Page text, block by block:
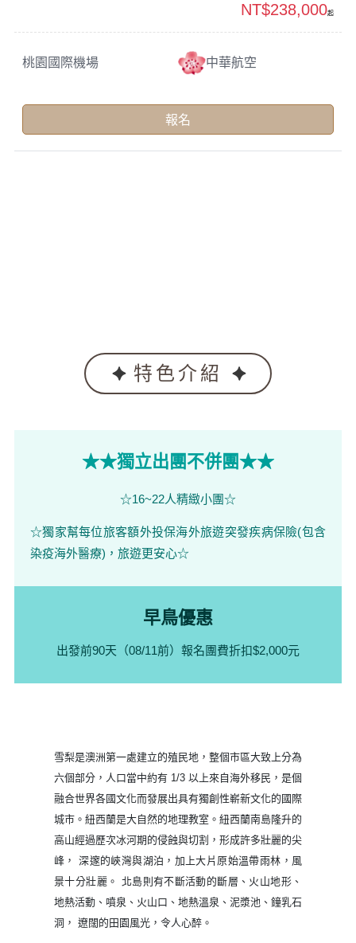
特色介紹
★★獨立出團不併團★★
☆16~22人精緻小團☆
☆獨家幫每位旅客額外投保海外旅遊突發疾病保險(包含
染疫海外醫療)，旅遊更安心☆
早鳥優惠
出發前90天（08/11前）報名團費折扣$2,000元
雪梨是澳洲第一處建立的殖民地，整個市區大致上分為
六個部分，人口當中約有 1/3 以上來自海外移民，是個
融合世界各國文化而發展出具有獨創性嶄新文化的國際
城市。紐西蘭是大自然的地理教室。紐西蘭南島隆升的
高山經過歷次冰河期的侵蝕與切割，形成許多壯麗的尖
峰， 深邃的峽灣與湖泊，加上大片原始溫帶雨林，風
景十分壯麗。 北島則有不斷活動的斷層、火山地形、
地熱活動、噴泉、火山口、地熱溫泉、泥漿池、鐘乳石
洞， 遼闊的田園風光，令人心醉。
桃園國際機場 中華航空
NT$238,000起
報名